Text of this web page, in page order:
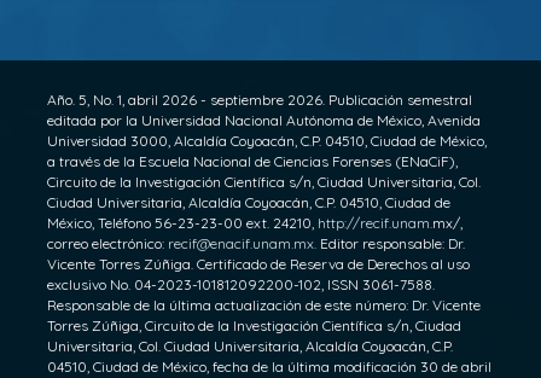
Año. 5, No. 1, abril 2026 - septiembre 2026. Publicación semestral
editada por la Universidad Nacional Autónoma de México, Avenida
Universidad 3000, Alcaldía Coyoacán, C.P. 04510, Ciudad de México,
a través de la Escuela Nacional de Ciencias Forenses (ENaCiF),
Circuito de la Investigación Científica s/n, Ciudad Universitaria, Col.
Ciudad Universitaria, Alcaldía Coyoacán, C.P. 04510, Ciudad de
México, Teléfono 56-23-23-00 ext. 24210, http://recif.unam. mx/,
correo electrónico: recif@enacif.unam.mx. Editor responsable: Dr.
Vicente Torres Zúñiga. Certificado de Reserva de Derechos al uso
exclusivo No. 04-2023-101812092200-102, ISSN 3061-7588.
Responsable de la última actualización de este número: Dr. Vicente
Torres Zúñiga, Circuito de la Investigación Científica s/n, Ciudad
Universitaria, Col. Ciudad Universitaria, Alcaldía Coyoacán, C.P.
04510, Ciudad de México, fecha de la última modificación 30 de abril